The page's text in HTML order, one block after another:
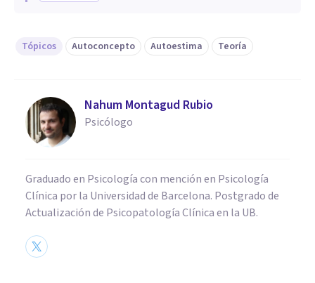
Tópicos Autoconcepto Autoestima Teoría
Nahum Montagud Rubio
Psicólogo
Graduado en Psicología con mención en Psicología
Clínica por la Universidad de Barcelona. Postgrado de
Actualización de Psicopatología Clínica en la UB.